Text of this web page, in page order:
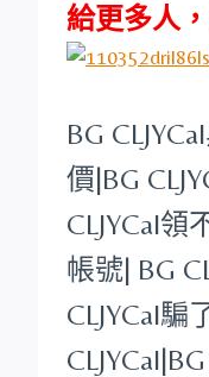
給更多人
BG CLJYCal
價|BG
CLJYCal領
帳號| BG
CLJYCal騙
CLJYCal|